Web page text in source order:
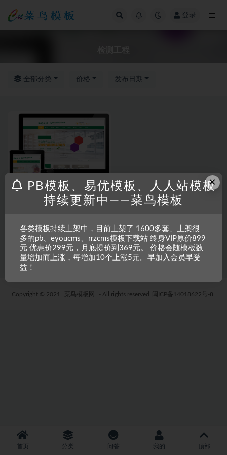
登录
全部分类 价格 发布日期
RRZCMS模板
模板(带手机版)
5 年前 33 19.9
Copyright © 2021 菜鸟模板网 - All rights reserved 闽ICP备14018622号-8
首页 分类 问答 我的 顶部
×
PB模板、易优模板、人人站模板
持续更新中——菜鸟模板
各类模板持续上架中，目前上架了 1600多套、上架很
多的pb、eyoucms、rrzcms模板下载站 终身VIP原价899
元 优惠价299元，月底提价到369元。 价格会随模板数
量增加而上涨，每增加10个上涨5元。早加入会员早受
益！